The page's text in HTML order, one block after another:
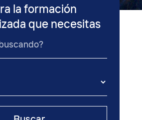
la formación
que necesitas